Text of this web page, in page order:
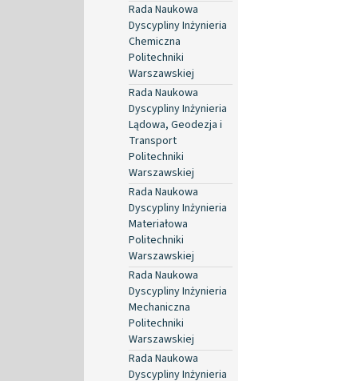
Rada Naukowa
Dyscypliny Inżynieria
Chemiczna
Politechniki
Warszawskiej
Rada Naukowa
Dyscypliny Inżynieria
Lądowa, Geodezja i
Transport
Politechniki
Warszawskiej
Rada Naukowa
Dyscypliny Inżynieria
Materiałowa
Politechniki
Warszawskiej
Rada Naukowa
Dyscypliny Inżynieria
Mechaniczna
Politechniki
Warszawskiej
Rada Naukowa
Dyscypliny Inżynieria